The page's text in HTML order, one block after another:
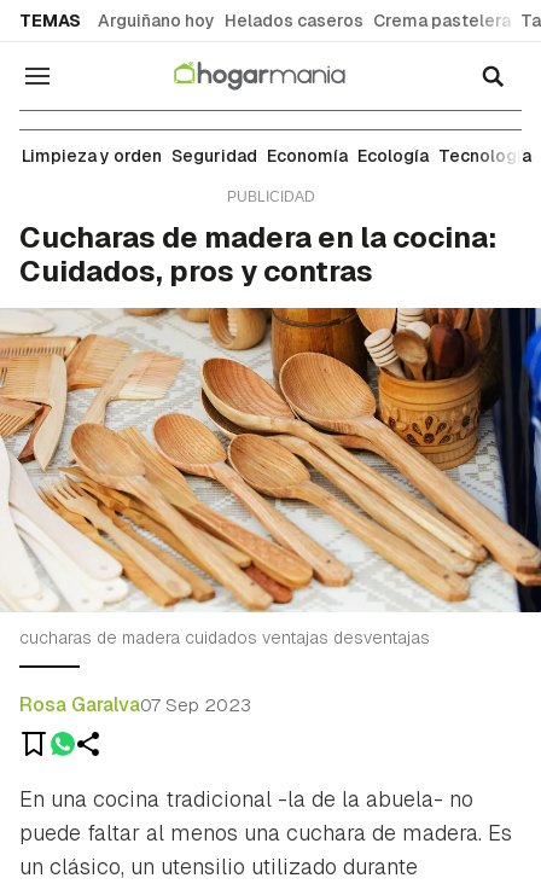
TEMAS Arguiñano hoy Helados caseros Crema pastelera
Navegación
Limpieza y orden
Limpieza y orden Seguridad Economía Ecología Tecnología
Cucharas de madera en la cocina:
Cuidados, pros y contras
cucharas de madera cuidados ventajas desventajas
Rosa Garalva07 Sep 2023
En una cocina tradicional -la de la abuela- no
puede faltar al menos una cuchara de madera. Es
un clásico, un utensilio utilizado durante